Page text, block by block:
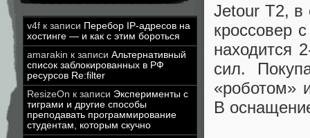
v4f к записи Перебор IP-адресов на
хостинге — и как с этим бороться
amarakin к записи Альтернативный
список заблокированных в РФ
ресурсов Re:filter
ResizeOn к записи Эксперименты с
тиграми и другие способы
преподавать программирование
студентам, которым скучно
Jetour T2, в
кроссовер
находится
сил.
«роботом»
В